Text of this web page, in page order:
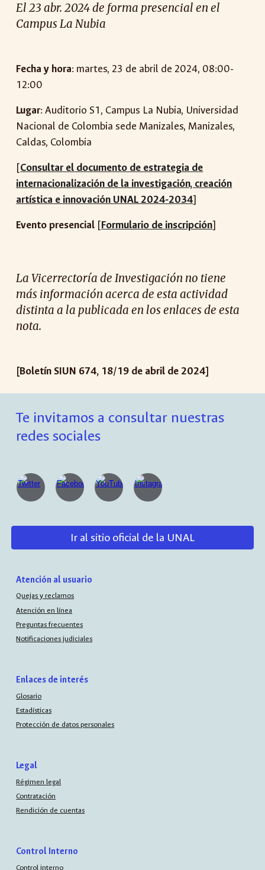
El23 abr. 2024 de forma presencial en el
Campus La Nubia
Fecha y hora: martes, 23 de abril de 2024, 08:00-
12:00
Lugar:Auditorio S1, Campus La Nubia, Universidad
Nacional de Colombia sede Manizales, Manizales,
Caldas, Colombia
[Consultar el documento de estrategia de
internacionalización de la investigación, creación
artística e innovación UNAL 2024-2034]
Evento presencial [Formulario de inscripción]
La Vicerrectoría de Investigación no tiene
más información acerca de esta actividad
distinta a la publicada en los enlaces de esta
nota.
[Boletín SIUN 674, 18/19 de abril de 2024]
Te invitamos a consultar nuestras
redes sociales
Ir al sitio oficial de la UNAL
Atención al usuario
Quejas y reclamos
Atención en línea
Preguntas frecuentes
Notificaciones judiciales
Enlaces de interés
Glosario
Estadísticas
Protección de datos personales
Legal
Régimen legal
Contratación
Rendición de cuentas
Control Interno
Control interno